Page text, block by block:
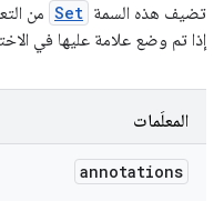
تضيف هذه السمة Set من
إذا تم وضع علامة عليها في
المعلَمات
annotations